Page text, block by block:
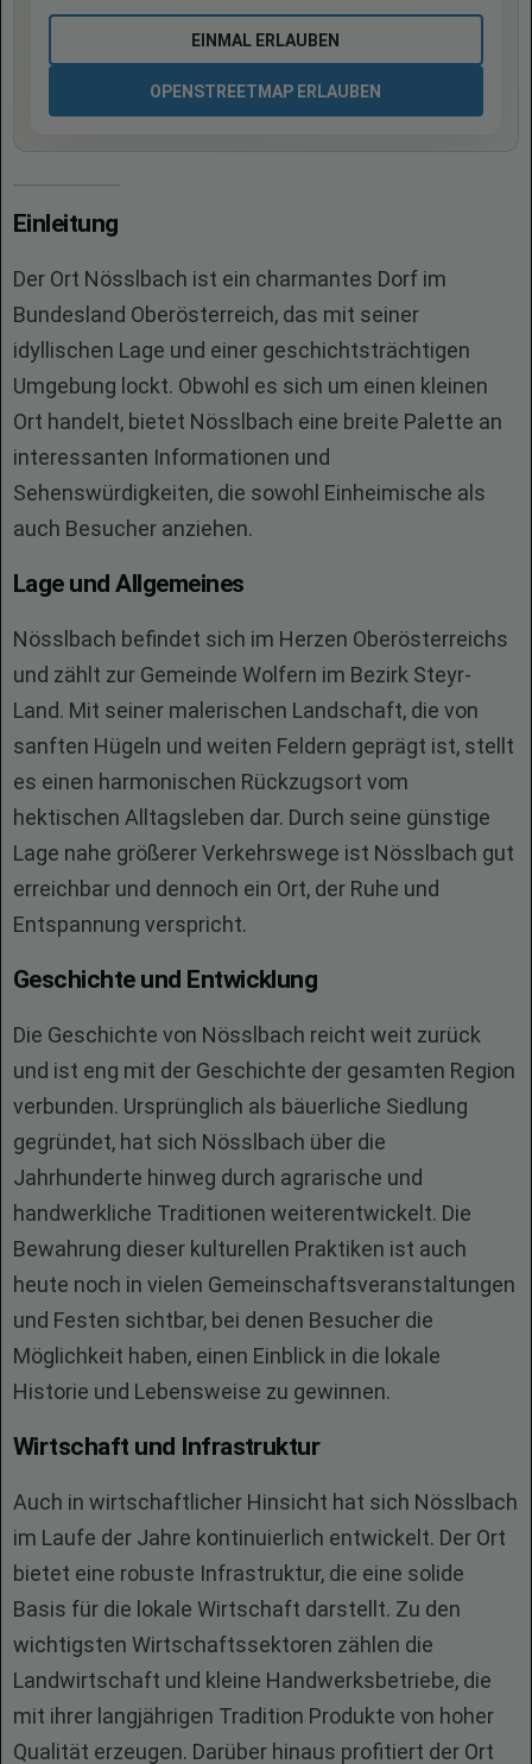
EINMAL ERLAUBEN
OPENSTREETMAP ERLAUBEN
Einleitung
Der Ort Nösslbach ist ein charmantes Dorf im
Bundesland Oberösterreich, das mit seiner
idyllischen Lage und einer geschichtsträchtigen
Umgebung lockt. Obwohl es sich um einen kleinen
Ort handelt, bietet Nösslbach eine breite Palette an
interessanten Informationen und
Sehenswürdigkeiten, die sowohl Einheimische als
auch Besucher anziehen.
Lage und Allgemeines
Nösslbach befindet sich im Herzen Oberösterreichs
und zählt zur Gemeinde Wolfern im Bezirk Steyr-
Land. Mit seiner malerischen Landschaft, die von
sanften Hügeln und weiten Feldern geprägt ist, stellt
es einen harmonischen Rückzugsort vom
hektischen Alltagsleben dar. Durch seine günstige
Lage nahe größerer Verkehrswege ist Nösslbach gut
erreichbar und dennoch ein Ort, der Ruhe und
Entspannung verspricht.
Geschichte und Entwicklung
Die Geschichte von Nösslbach reicht weit zurück
und ist eng mit der Geschichte der gesamten Region
verbunden. Ursprünglich als bäuerliche Siedlung
gegründet, hat sich Nösslbach über die
Jahrhunderte hinweg durch agrarische und
handwerkliche Traditionen weiterentwickelt. Die
Bewahrung dieser kulturellen Praktiken ist auch
heute noch in vielen Gemeinschaftsveranstaltungen
und Festen sichtbar, bei denen Besucher die
Möglichkeit haben, einen Einblick in die lokale
Historie und Lebensweise zu gewinnen.
Wirtschaft und Infrastruktur
Auch in wirtschaftlicher Hinsicht hat sich Nösslbach
im Laufe der Jahre kontinuierlich entwickelt. Der Ort
bietet eine robuste Infrastruktur, die eine solide
Basis für die lokale Wirtschaft darstellt. Zu den
wichtigsten Wirtschaftssektoren zählen die
Landwirtschaft und kleine Handwerksbetriebe, die
mit ihrer langjährigen Tradition Produkte von hoher
Qualität erzeugen. Darüber hinaus profitiert der Ort